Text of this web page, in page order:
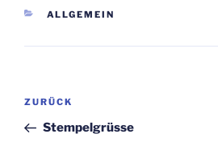
KATEGORIEN
ALLGEMEIN
Beitragsnavigation
Vorheriger
Beitrag
ZURÜCK
Stempelgrüsse